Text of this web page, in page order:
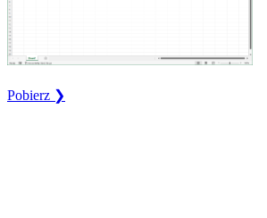
Pobierz ❯